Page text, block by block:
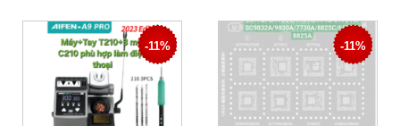
-11% -11%